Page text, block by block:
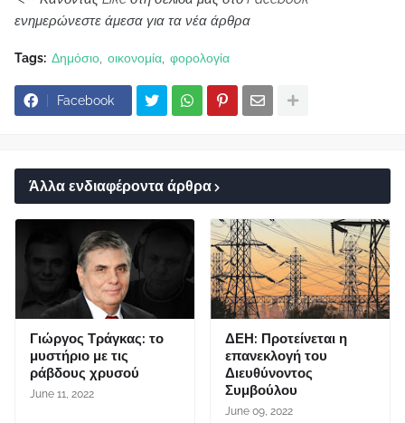
ενημερώνεστε άμεσα για τα νέα άρθρα
Tags: Δημόσιο οικονομία φορολογία
Facebook
Άλλα ενδιαφέροντα άρθρα
Γιώργος Τράγκας: το
μυστήριο με τις
ράβδους χρυσού
June 11, 2022
ΔΕΗ: Προτείνεται η
επανεκλογή του
Διευθύνοντος
Συμβούλου
June 09, 2022